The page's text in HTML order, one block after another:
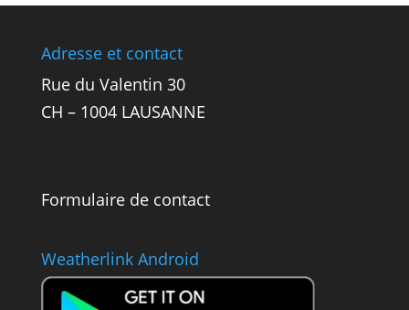
Adresse et contact
Rue du Valentin 30
CH – 1004 LAUSANNE
Formulaire de contact
Weatherlink Android